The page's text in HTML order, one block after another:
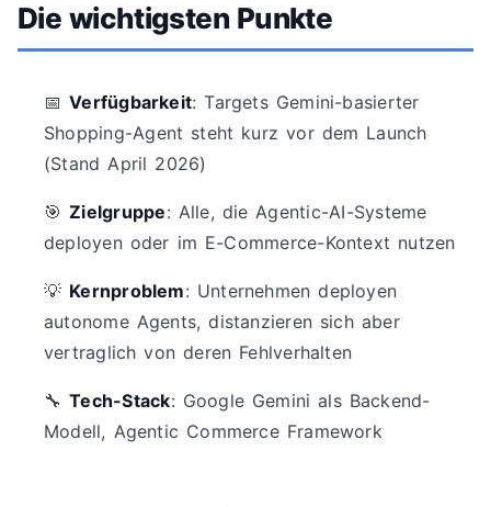
Die wichtigsten Punkte
📅Verfügbarkeit: Targets Gemini-basierter
Shopping-Agent steht kurz vor dem Launch
(Stand April 2026)
🎯Zielgruppe: Alle, die Agentic-AI-Systeme
deployen oder im E-Commerce-Kontext nutzen
💡 Kernproblem: Unternehmen deployen
autonome Agents, distanzieren sich aber
vertraglich von deren Fehlverhalten
🔧Tech-Stack: Google Gemini als Backend-
Modell, Agentic Commerce Framework